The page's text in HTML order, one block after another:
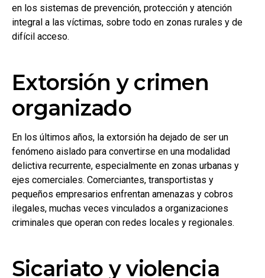
en los sistemas de prevención, protección y atención
integral a las víctimas, sobre todo en zonas rurales y de
difícil acceso.
Extorsión y crimen
organizado
En los últimos años, la extorsión ha dejado de ser un
fenómeno aislado para convertirse en una modalidad
delictiva recurrente, especialmente en zonas urbanas y
ejes comerciales. Comerciantes, transportistas y
pequeños empresarios enfrentan amenazas y cobros
ilegales, muchas veces vinculados a organizaciones
criminales que operan con redes locales y regionales.
Sicariato y violencia